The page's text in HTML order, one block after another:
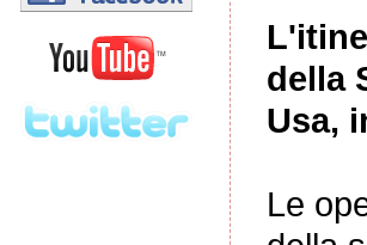
della
Usa,
Le